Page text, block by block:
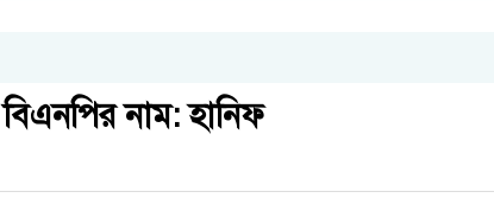
নাম: হানিফ